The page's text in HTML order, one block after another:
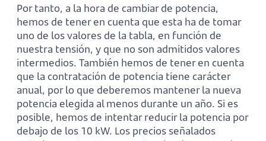
Por tanto, a la hora de cambiar de potencia,
hemos de tener en cuenta que esta ha de tomar
uno de los valores de la tabla, en función de
nuestra tensión, y que no son admitidos valores
intermedios. También hemos de tener en cuenta
que la contratación de potencia tiene carácter
anual, por lo que deberemos mantener la nueva
potencia elegida al menos durante un año. Si es
posible, hemos de intentar reducir la potencia por
debajo de los 10 kW. Los precios señalados